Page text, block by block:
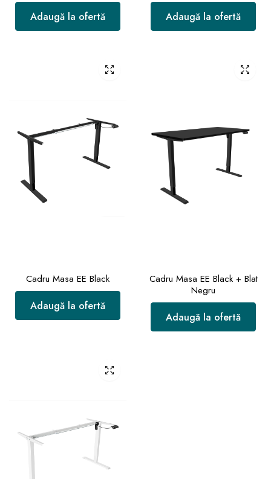
Adaugă la ofertă Adaugă la ofertă
Cadru Masa EE Black
Adaugă la ofertă
Cadru Masa EE Black + Blat
Negru
Adaugă la ofertă